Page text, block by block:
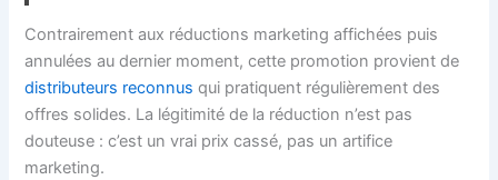
Contrairement aux réductions marketing affichées puis
annulées au dernier moment, cette promotion provient de
distributeurs reconnus qui pratiquent régulièrement des
offres solides. La légitimité de la réduction n’est pas
douteuse : c’est un vrai prix cassé, pas un artifice
marketing.